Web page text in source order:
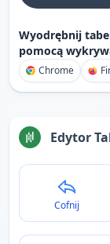
Wyodrębnij
pomocą
Chrome
Edytor
Cofnij